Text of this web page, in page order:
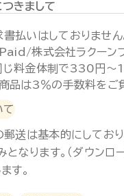
きまして
払いはしておりません
株式会社ラクーンフ
じ料金体制で330円～
品は3％の手数料をご
て
送は基本的にしており
なります。（ダウンロ
す。